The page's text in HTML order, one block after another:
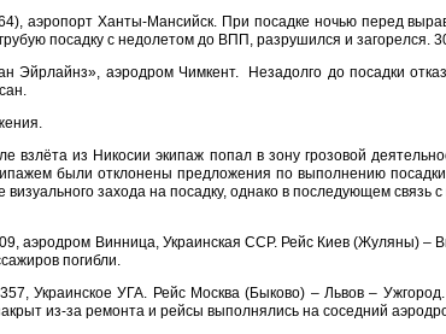
аэропорт Ханты-Мансийск. При посадке ночью перед
посадку с недолетом до ВПП, разрушился и загорелся.
Эйрлайнз», аэродром Чимкент. Незадолго до посадки
взлёта из Никосии экипаж попал в зону грозовой
были отклонены предложения по выполнению
захода на посадку, однако в последующем
аэродром Винница, Украинская ССР. Рейс Киев (Жуляны) –
погибли.
Украинское УГА. Рейс Москва (Быково) – Львов –
из-за ремонта и рейсы выполнялись на соседний